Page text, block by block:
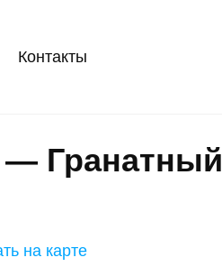
Контакты
Гранатный
на карте